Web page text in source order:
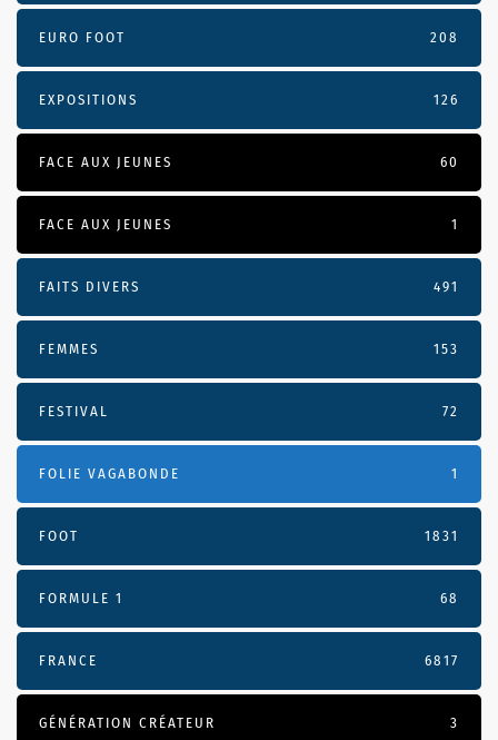
EURO FOOT 208
EXPOSITIONS 126
FACE AUX JEUNES 60
FACE AUX JEUNES 1
FAITS DIVERS 491
FEMMES 153
FESTIVAL 72
FOLIE VAGABONDE 1
FOOT 1831
FORMULE 1 68
FRANCE 6817
GÉNÉRATION CRÉATEUR 3